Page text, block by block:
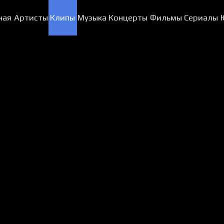
Артисты Клипы Музыка Концерты Фильмы Сериалы